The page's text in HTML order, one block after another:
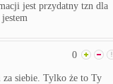
jest przydatny tzn dla
0
siebie. Tylko że to Ty